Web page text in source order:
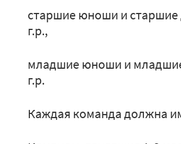
старшие юноши и старшие
г.р.,
младшие юноши и
г.р.
Каждая команда должна